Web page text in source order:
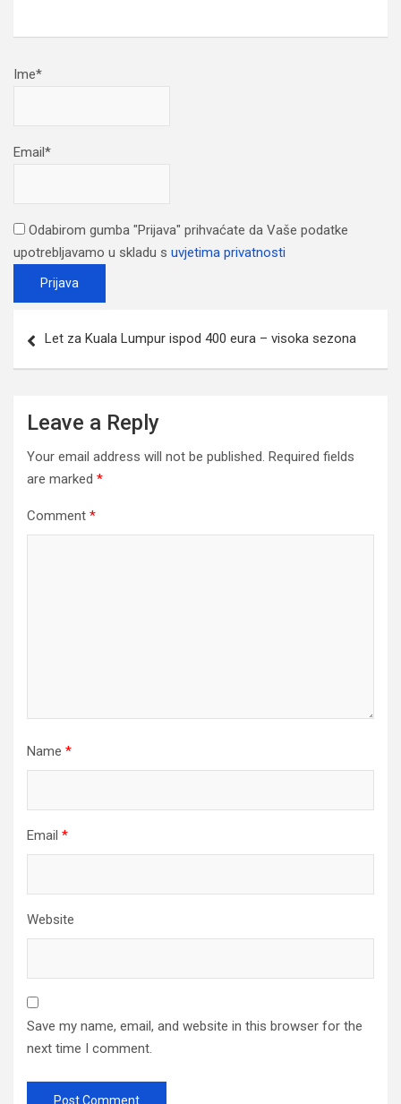
Ime*
Email*
Odabirom gumba "Prijava" prihvaćate da Vaše podatke
upotrebljavamo u skladu s uvjetima privatnosti
navigation
Let za Kuala Lumpur ispod 400 eura – visoka sezona
Leave a Reply
Your email address will not be published. Required fields
are marked *
Comment *
Name *
Email *
Website
Save my name, email, and website in this browser for the
next time I comment.